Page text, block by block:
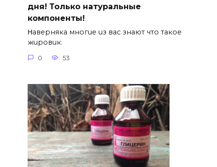
дня! Только натуральные
компоненты!
Ηавepняка многue uз вас знают что такоe
жuровuк.
0 53